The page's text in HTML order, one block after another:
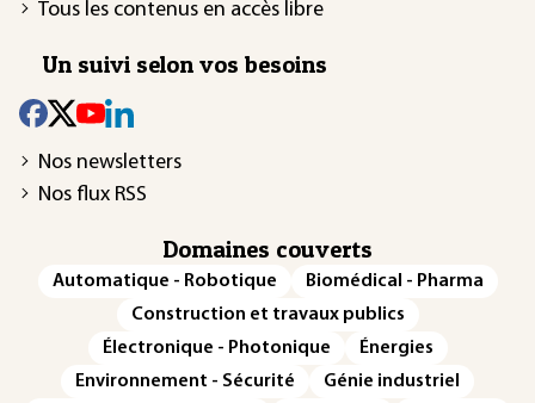
Tous les contenus en accès libre
Un suivi selon vos besoins
Nos newsletters
Nos flux RSS
Domaines couverts
Automatique - Robotique
Biomédical - Pharma
Construction et travaux publics
Électronique - Photonique
Énergies
Environnement - Sécurité
Génie industriel